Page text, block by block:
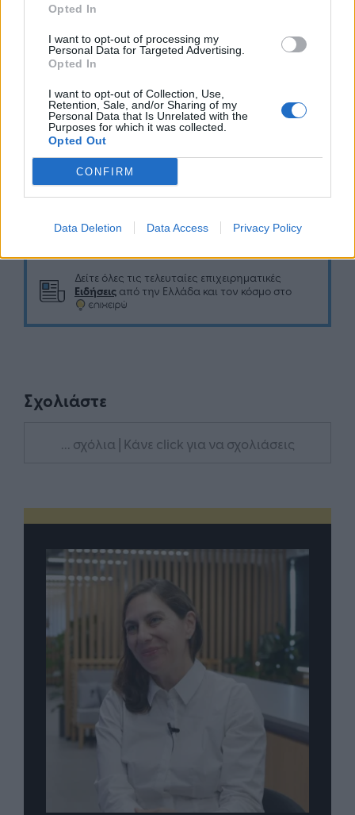
Opted In
I want to opt-out of processing my
Personal Data for Targeted Advertising.
Opted In
I want to opt-out of Collection, Use,
Retention, Sale, and/or Sharing of my
Personal Data that Is Unrelated with the
Purposes for which it was collected.
Opted Out
CONFIRM
Data Deletion Data Access Privacy Policy
EarlyBird
Ακολουθήστε το StartupNow Forum στο
Ακολουθήστε το στοGoogle News
Δείτε όλες τις τελευταίες επιχειρηματικές
Ειδήσεις από την Ελλάδα και τον κόσμο στο
Σχολιάστε
... σχόλια | Κάνε click για να σχολιάσεις